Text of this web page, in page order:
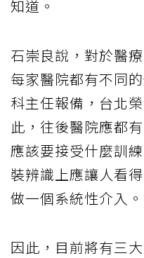
知道。
石崇良說，對於醫
每家醫院都有不同
科主任報備，台北
此，往後醫院應都
應該要接受什麼訓
裝辨識上應讓人看
做一個系統性介入。
因此，目前將有三